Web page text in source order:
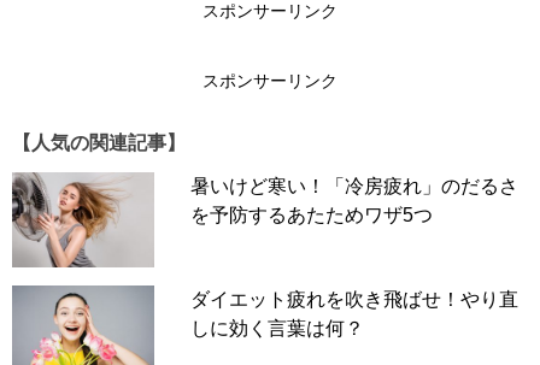
スポンサーリンク
スポンサーリンク
【人気の関連記事】
暑いけど寒い！「冷房疲れ」のだるさ
を予防するあたためワザ5つ
ダイエット疲れを吹き飛ばせ！やり直
しに効く言葉は何？